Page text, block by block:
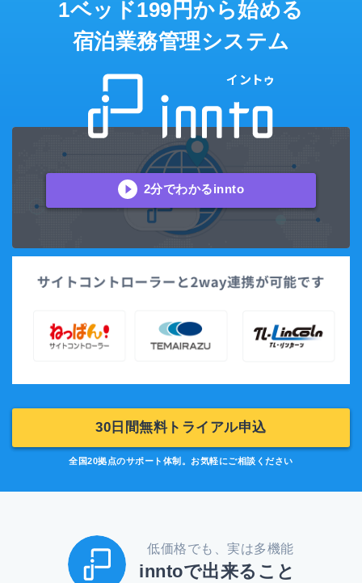
1ベッド199円から始める
宿泊業務管理システム
2分でわかるinnto
30日間無料トライアル申込
全国20拠点のサポート体制。 お気軽にご相談ください
低価格でも、実は多機能
inntoで出来ること